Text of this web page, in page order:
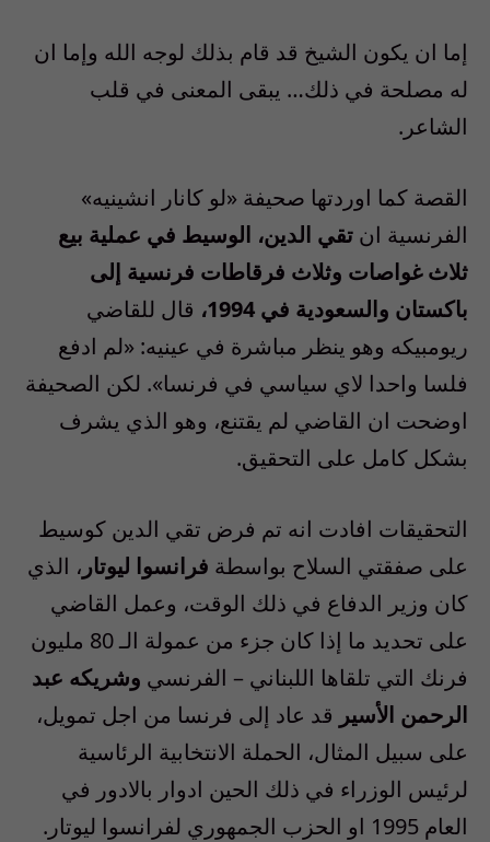
إما ان يكون الشيخ قد قام بذلك لوجه الله وإما ان
له مصلحة في ذلك… يبقى المعنى في قلب
الشاعر.
القصة كما اوردتها صحيفة «لو كانار انشينيه»
الفرنسية ان تقي الدين، الوسيط في عملية بيع
ثلاث غواصات وثلاث فرقاطات فرنسية إلى
باكستان والسعودية في 1994،
قال للقاضي
ريومبيكه وهو ينظر مباشرة في عينيه: «لم ادفع
فلسا واحدا لاي سياسي في فرنسا». لكن الصحيفة
اوضحت ان القاضي لم يقتنع، وهو الذي يشرف
بشكل كامل على التحقيق.
التحقيقات افادت انه تم فرض تقي الدين كوسيط
على صفقتي السلاح بواسطة فرانسوا ليوتار ، الذي
كان وزير الدفاع في ذلك الوقت، وعمل القاضي
على تحديد ما إذا كان جزء من عمولة الـ 80 مليون
فرنك التي تلقاها اللبناني – الفرنسي وشريكه عبد
الرحمن الأسير قد عاد إلى فرنسا من اجل تمويل،
على سبيل المثال، الحملة الانتخابية الرئاسية
لرئيس الوزراء في ذلك الحين ادوار بالادور في
العام 1995 او الحزب الجمهوري لفرانسوا ليوتار.